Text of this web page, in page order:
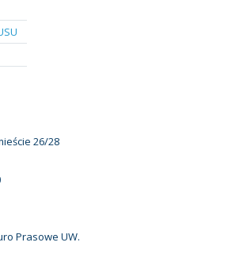
26/28
Prasowe UW.